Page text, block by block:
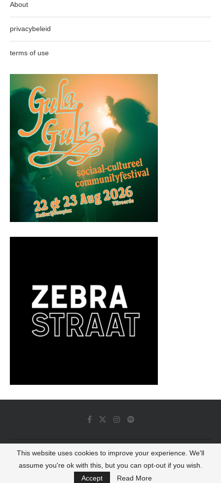
About
privacybeleid
terms of use
© 2022 - Luminous Dash All Rights Reserved
BACK TO TOP
This website uses cookies to improve your experience. We'll
assume you're ok with this, but you can opt-out if you wish.
Accept
Read More